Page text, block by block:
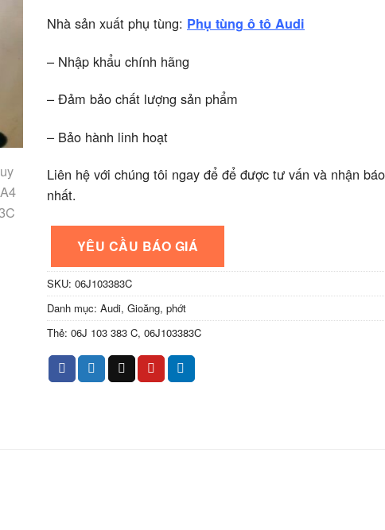
Nhà sản xuất phụ tùng: Phụ tùng ô tô Audi
– Nhập khẩu chính hãng
– Đảm bảo chất lượng sản phẩm
– Bảo hành linh hoạt
Liên hệ với chúng tôi ngay để để được tư vấn và nhận
nhất.
YÊU CẦU BÁO GIÁ
SKU: 06J103383C
Danh mục: Audi, Gioăng, phớt
Thẻ: 06J 103 383 C, 06J103383C